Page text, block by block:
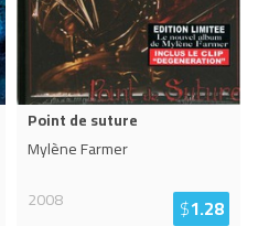
Point de suture
Mylène Farmer
2008
$1.28